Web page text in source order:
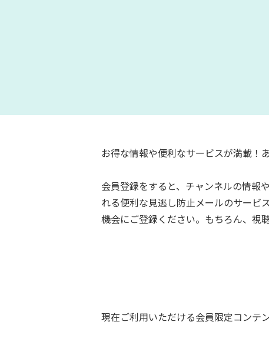
お得な情報や便利なサービスが満載！
会員登録をすると、チャンネルの情報
れる便利な見逃し防止メールのサービ
機会にご登録ください。もちろん、視
現在ご利用いただける会員限定コンテ